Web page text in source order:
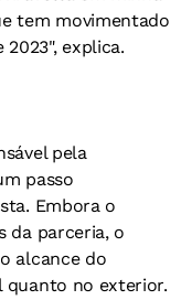
tem movimentado
2023", explica.
pela
passo
Embora o
da parceria, o
alcance do
quanto no exterior.